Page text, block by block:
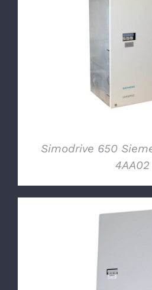
DETTAGLI
Simodrive 650
4AA02